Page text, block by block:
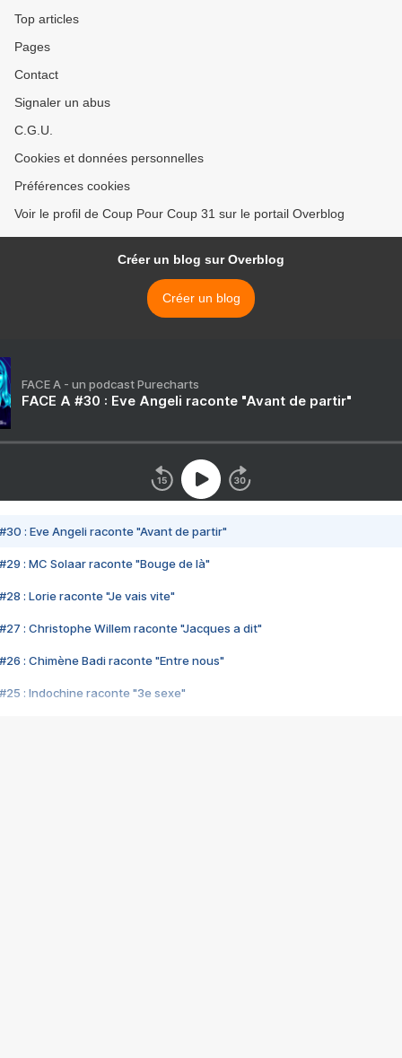
Top articles
Pages
Contact
Signaler un abus
C.G.U.
Cookies et données personnelles
Préférences cookies
Voir le profil de Coup Pour Coup 31 sur le portail Overblog
Créer un blog sur Overblog
Créer un blog
FACE A - un podcast Purecharts
FACE A #30 : Eve Angeli raconte "Avant de partir"
#30 : Eve Angeli raconte "Avant de partir"
#29 : MC Solaar raconte "Bouge de là"
#28 : Lorie raconte "Je vais vite"
#27 : Christophe Willem raconte "Jacques a dit"
#26 : Chimène Badi raconte "Entre nous"
#25 : Indochine raconte "3e sexe"